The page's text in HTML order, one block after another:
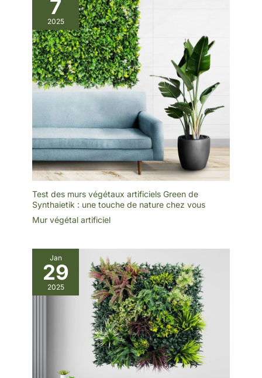
les engrais. Reste beau
toute l'année avec un
simple coup de chiffon ou
d'air pour enlever la
poussière. Une solution
économique et
écologique pour une
décoration durable.
【Couverture Calcul
Simple】: Chaque
panneau couvre 0.24m².
Besoin d'1m² ? Prévoyez
environ 4.2 panneaux (5
panneaux pour 1m²). 12
panneaux couvrent
2.88m². Planifiez
facilement votre projet de
décoration végétale.
7
2025
Test des murs végétaux artificiels Green de
Synthaietik : une touche de nature chez vous
Mur végétal artificiel
Jan
29
2025